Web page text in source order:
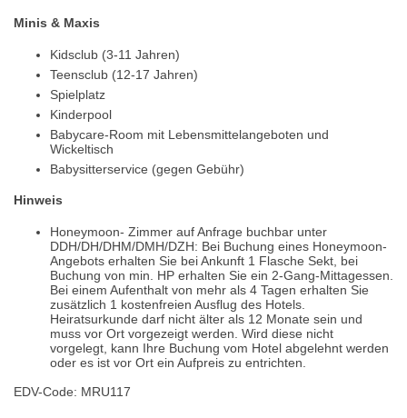
Minis & Maxis
Kidsclub (3-11 Jahren)
Teensclub (12-17 Jahren)
Spielplatz
Kinderpool
Babycare-Room mit Lebensmittelangeboten und
Wickeltisch
Babysitterservice (gegen Gebühr)
Hinweis
Honeymoon- Zimmer auf Anfrage buchbar unter
DDH/DH/DHM/DMH/DZH: Bei Buchung eines Honeymoon-
Angebots erhalten Sie bei Ankunft 1 Flasche Sekt, bei
Buchung von min. HP erhalten Sie ein 2-Gang-Mittagessen.
Bei einem Aufenthalt von mehr als 4 Tagen erhalten Sie
zusätzlich 1 kostenfreien Ausflug des Hotels.
Heiratsurkunde darf nicht älter als 12 Monate sein und
muss vor Ort vorgezeigt werden. Wird diese nicht
vorgelegt, kann Ihre Buchung vom Hotel abgelehnt werden
oder es ist vor Ort ein Aufpreis zu entrichten.
EDV-Code: MRU117